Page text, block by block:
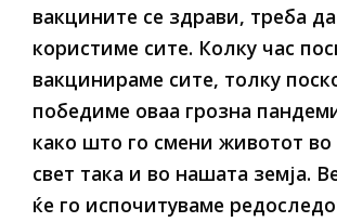
вакцините се здрави, треба
користиме сите. Колку час
вакцинираме сите, толку
победиме оваа грозна
како што го смени животот
свет така и во нашата земја.
ќе го испочитуваме